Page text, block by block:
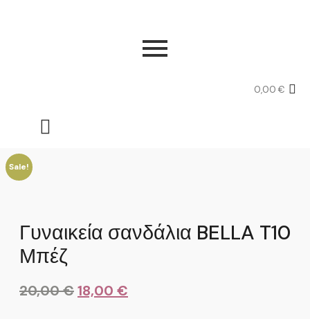
0,00€
Sale!
Γυναικεία σανδάλια BELLA T10
Μπέζ
20,00€18,00 €